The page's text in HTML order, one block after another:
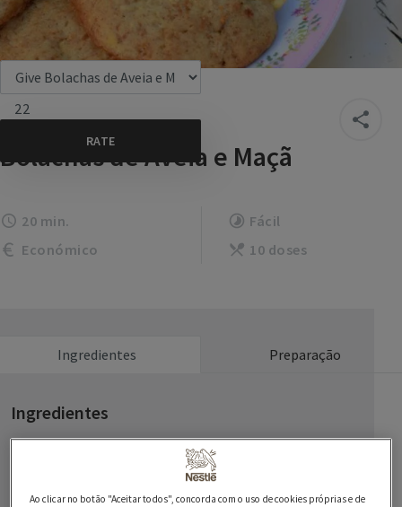
22
Bolachas de Aveia e Maçã
20 min.
Fácil
Económico
10 doses
Ingredientes Preparação
Ingredientes
130 g de manteiga sem sal à temperatura ambiente
Ao clicar no botão "Aceitar todos", concorda com o uso de cookies próprias e de